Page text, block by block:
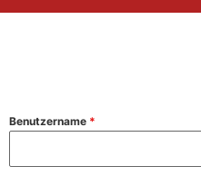
Benutzername *